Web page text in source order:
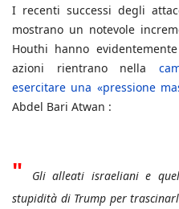
I recenti successi degli
mostrano un notevole
Houthi hanno
azioni rientrano nella
esercitare una «pressione
Abdel Bari Atwan :
"
Gli alleati israeliani e
stupidità di Trump per